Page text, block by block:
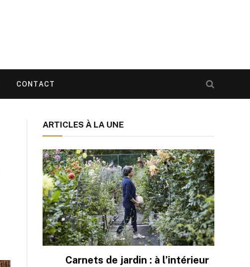
CONTACT
ARTICLES À LA UNE
Carnets de jardin : à l’intérieur